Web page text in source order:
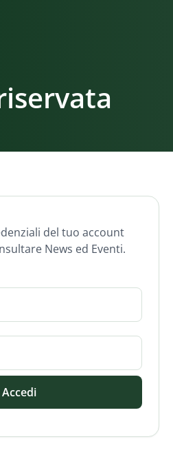
del tuo account
News ed Eventi.
Accedi